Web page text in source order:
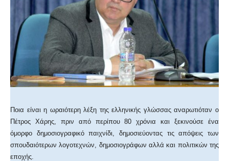
Ποια είναι η ωραιότερη λέξη της ελληνικής γλώσσας αναρωτιόταν ο
Πέτρος Χάρης, πριν από περίπου 80 χρόνια και ξεκινούσε ένα
όμορφο δημοσιογραφικό παιχνίδι, δημοσιεύοντας τις απόψεις των
σπουδαιότερων λογοτεχνών, δημοσιογράφων αλλά και πολιτικών της
εποχής.